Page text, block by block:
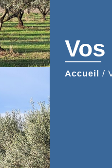
Accueil /